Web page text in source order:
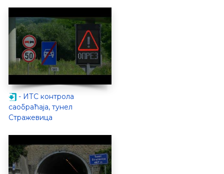
- ИТС контрола
саобраћаја, тунел
Стражевица